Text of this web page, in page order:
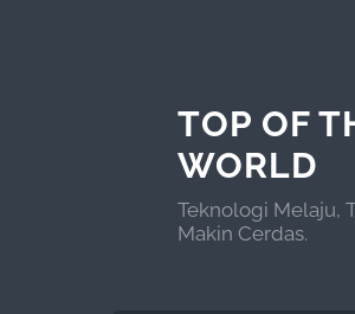
TOP OF
WORLD
Teknologi Melaju,
Makin Cerdas.